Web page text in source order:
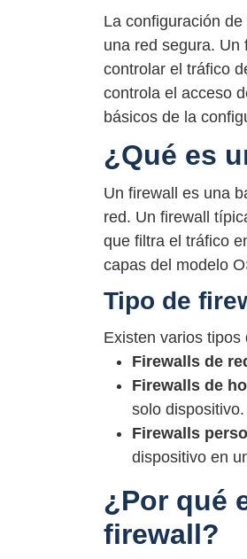
La configuración
una red segura. Un
controlar el tráfico
controla el acceso
básicos de la
¿Qué es
Un firewall es una
red. Un firewall
que filtra el tráfico
capas del modelo
Tipo de
Existen varios
Firewalls de
Firewalls de
solo dispositivo.
Firewalls
dispositivo en
¿Por qué
firewall?